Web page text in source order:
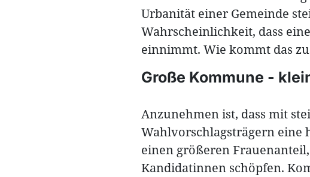
Urbanität einer Gemeinde
Wahrscheinlichkeit, dass
einnimmt. Wie kommt das
Große Kommune -
Anzunehmen ist, dass mit
Wahlvorschlagsträgern eine
einen größeren
Kandidatinnen schöpfen.